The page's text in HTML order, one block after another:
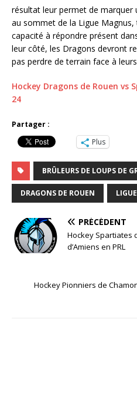
résultat leur permet de marquer
au sommet de la Ligue
capacité à répondre présent
leur côté, les Dragons devront
pas perdre de terrain face à
Hockey Dragons de Rouen vs
24
Partager :
Plus
BRÛLEURS DE LOUPS DE
DRAGONS DE ROUEN
PRÉCÉDENT
Hockey Spartiates
d’Amiens en PRL
Hockey Pionniers de